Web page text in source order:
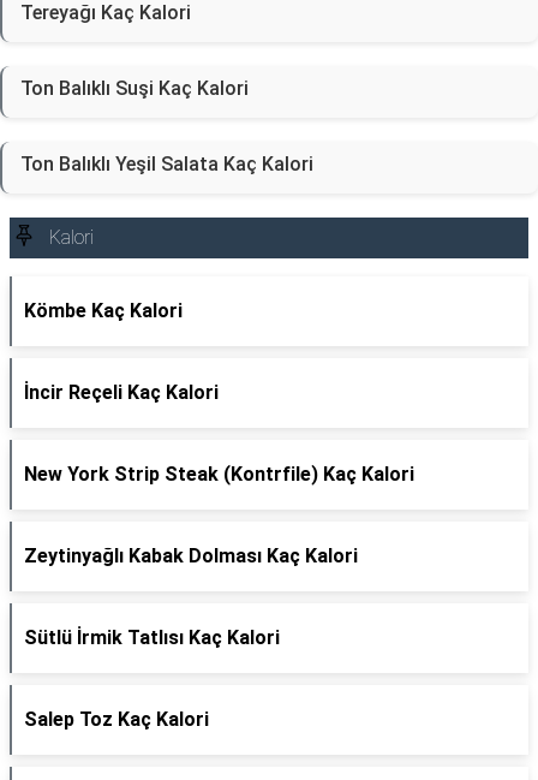
Tereyağı Kaç Kalori
Ton Balıklı Suşi Kaç Kalori
Ton Balıklı Yeşil Salata Kaç Kalori
Kalori
Kömbe Kaç Kalori
İncir Reçeli Kaç Kalori
New York Strip Steak (Kontrfile) Kaç Kalori
Zeytinyağlı Kabak Dolması Kaç Kalori
Sütlü İrmik Tatlısı Kaç Kalori
Salep Toz Kaç Kalori